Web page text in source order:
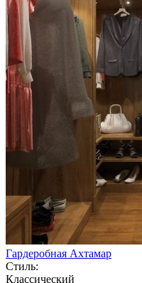
Гардеробная Ахтамар
Стиль:
Классический